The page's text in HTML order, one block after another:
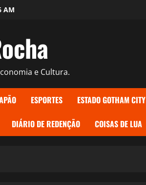
AM
e Cultura.
ESPORTES ESTADO GOTHAM CITY
DIÁRIO DE REDENÇÃO COISAS DE LUA